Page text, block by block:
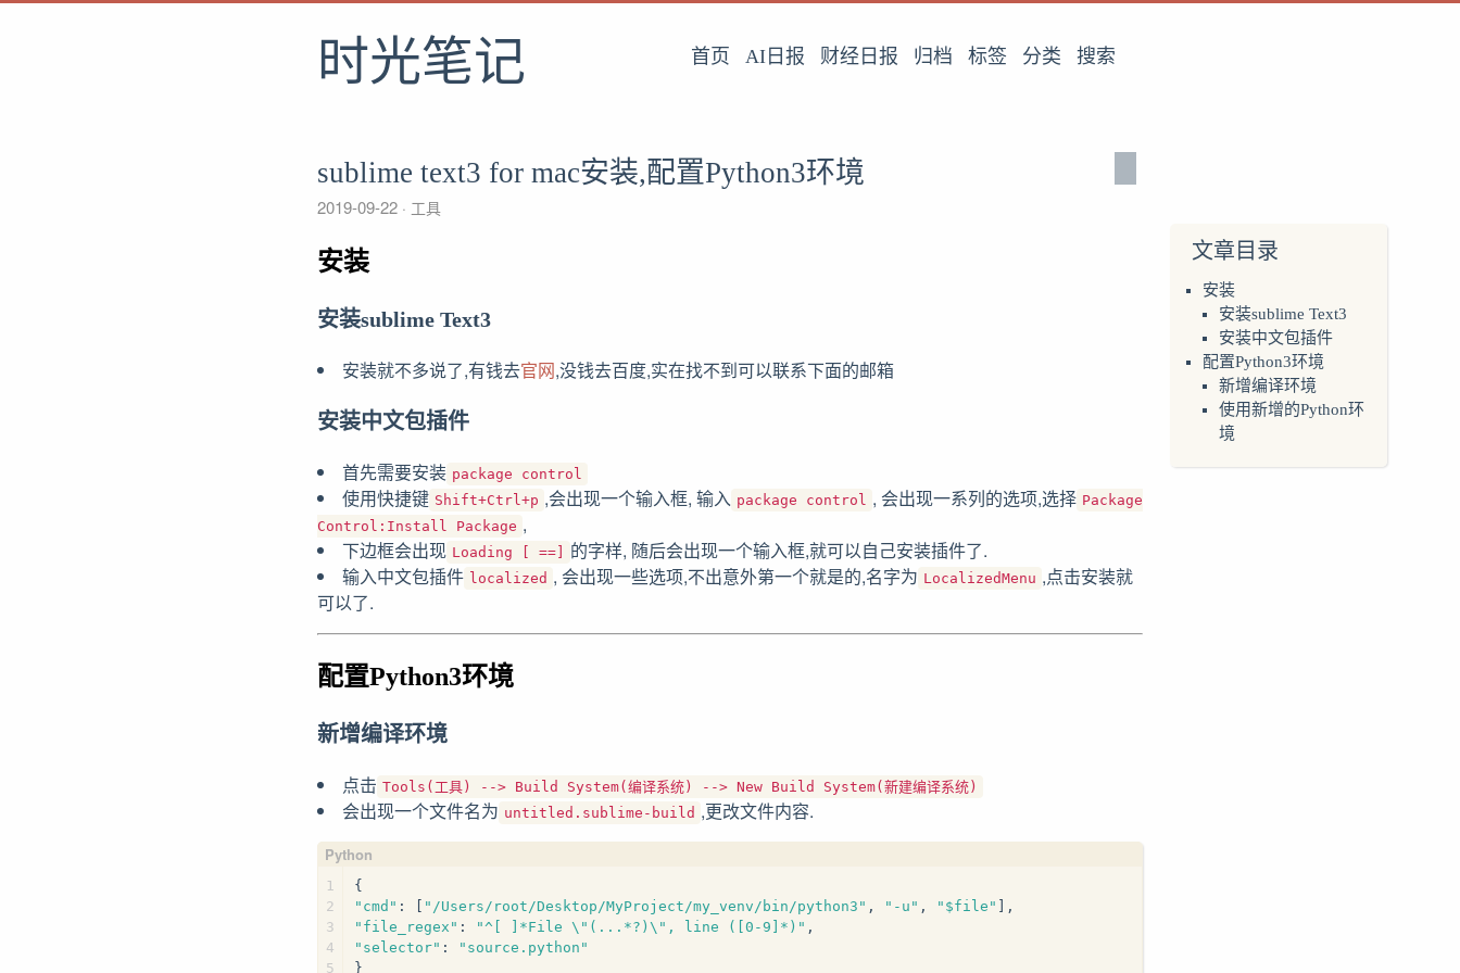
时光笔记 首页 AI日报 财经日报 归档 标签 分类 搜索
sublime text3 for mac安装,配置Python3环境
2019-09-22 工具
文章目录
安装
安装sublime Text3
安装中文包插件
配置Python3环境
新增编译环境
使用新增的Python环
境
安装
安装sublime Text3
安装就不多说了,有钱去官网,没钱去百度,实在找不到可以联系下面的邮箱
安装中文包插件
首先需要安装 package control
使用快捷键 Shift+Ctrl+p ,会出现一个输入框, 输入 package control , 会出现一系列的选项,选择 Package
Control:Install Package ,
下边框会出现 Loading [ ==]
的字样, 随后会出现一个输入框,就可以自己安装插件了.
输入中文包插件 localized , 会出现一些选项,不出意外第一个就是的,名字为 LocalizedMenu ,点击安装就
可以了.
配置Python3环境
新增编译环境
点击 Tools(工具) --> Build System(编译系统) --> New Build System(新建编译系统)
会出现一个文件名为 untitled.sublime-build ,更改文件内容.
1
2
3
4
5
{
"cmd" : [ "/Users/root/Desktop/MyProject/my_venv/bin/python3" , "-u" , "$file"
],
"file_regex" : "^[ ]*File \"(...*?)\", line ([0-9]*)" ,
"selector" :
"source.python"
}